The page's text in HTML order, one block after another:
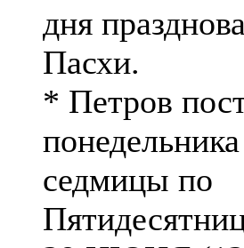
дня
Пасхи.
* Петров
седмицы по